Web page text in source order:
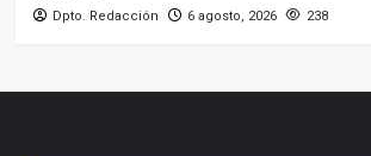
Dpto. Redacción 6 agosto, 2026 238